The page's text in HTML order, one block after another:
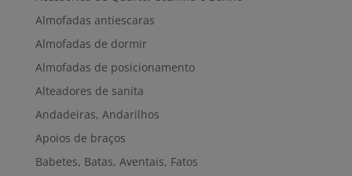
Almofadas antiescaras
Almofadas de dormir
Almofadas de posicionamento
Alteadores de sanita
Andadeiras, Andarilhos
Apoios de braços
Babetes, Batas, Aventais, Fatos